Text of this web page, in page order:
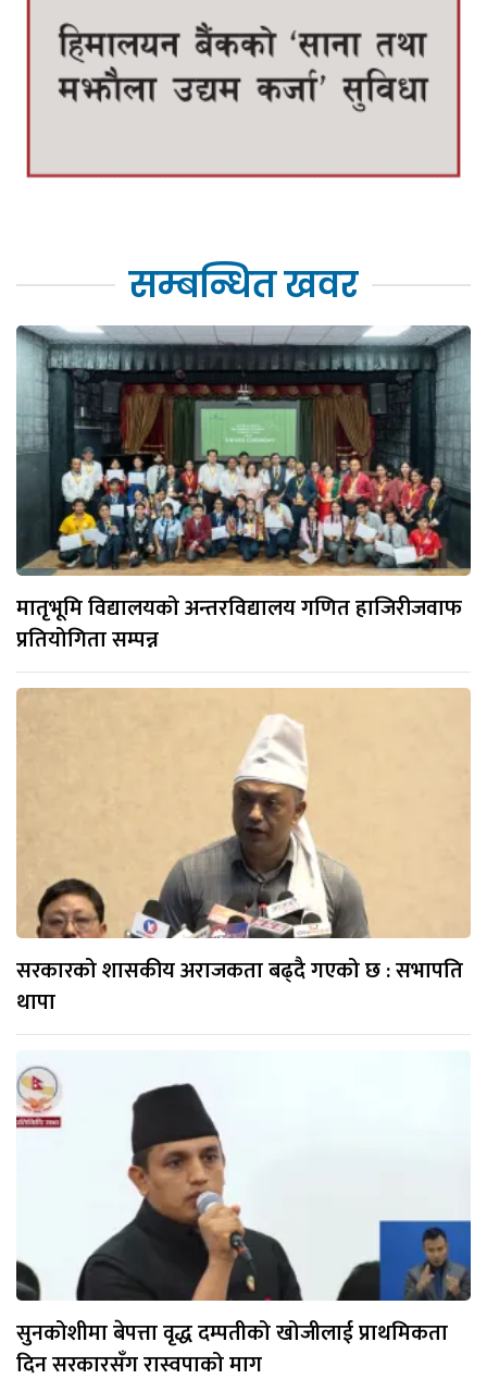
सम्बन्धित खवर
मातृभूमि विद्यालयको अन्तरविद्यालय गणित हाजिरीजवाफ
प्रतियोगिता सम्पन्न
सरकारको शासकीय अराजकता बढ्दै गएको छ : सभापति
थापा
सुनकोशीमा बेपत्ता वृद्ध दम्पतीको खोजीलाई प्राथमिकता
दिन सरकारसँग रास्वपाको माग